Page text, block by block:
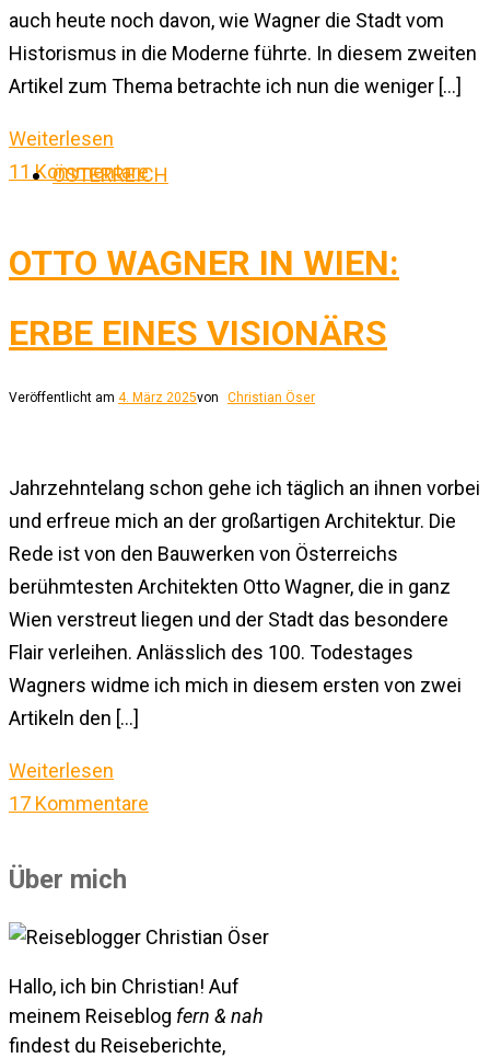
auch heute noch davon, wie Wagner die Stadt vom
Historismus in die Moderne führte. In diesem zweiten
Artikel zum Thema betrachte ich nun die weniger […]
Weiterlesen
11 Kommentare
ÖSTERREICH
OTTO WAGNER IN WIEN:
ERBE EINES VISIONÄRS
Veröffentlicht am 4. März 2025von Christian Öser
Jahrzehntelang schon gehe ich täglich an ihnen vorbei
und erfreue mich an der großartigen Architektur. Die
Rede ist von den Bauwerken von Österreichs
berühmtesten Architekten Otto Wagner, die in ganz
Wien verstreut liegen und der Stadt das besondere
Flair verleihen. Anlässlich des 100. Todestages
Wagners widme ich mich in diesem ersten von zwei
Artikeln den […]
Weiterlesen
17 Kommentare
Über mich
Hallo, ich bin Christian! Auf
meinem Reiseblog fern & nah
findest du Reiseberichte,